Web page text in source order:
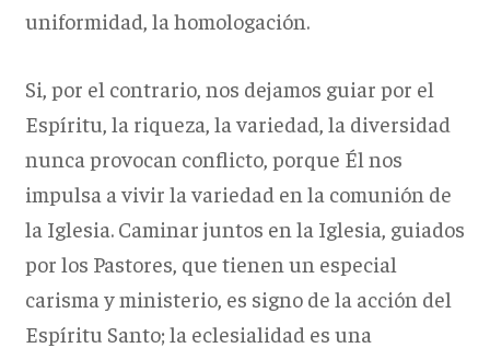
uniformidad, la homologación.
Si, por el contrario, nos dejamos guiar por el
Espíritu, la riqueza, la variedad, la diversidad
nunca provocan conflicto, porque Él nos
impulsa a vivir la variedad en la comunión de
la Iglesia. Caminar juntos en la Iglesia, guiados
por los Pastores, que tienen un especial
carisma y ministerio, es signo de la acción del
Espíritu Santo; la eclesialidad es una